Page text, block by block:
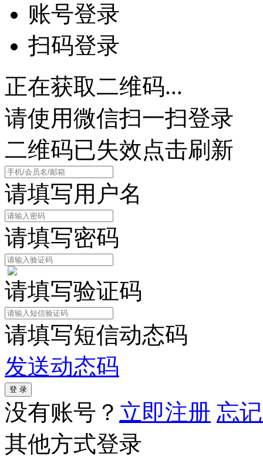
账号登录
扫码登录
正在获取二维码...
请使用微信扫一扫登录
二维码已失效点击刷新
请填写用户名
请填写密码
请填写验证码
请填写短信动态码
发送动态码
没有账号？ 立即注册 忘
其他方式登录